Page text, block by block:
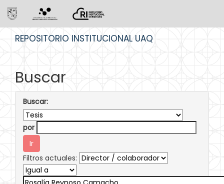
REPOSITORIO INSTITUCIONAL UAQ
Buscar
Buscar:
por
Filtros actuales: